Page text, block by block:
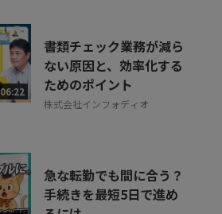
06:22
書類チェック業務が減ら
ない原因と、効率化する
ためのポイント
株式会社インフォディオ
急な転勤でも間に合う？
手続きを最短5日で進め